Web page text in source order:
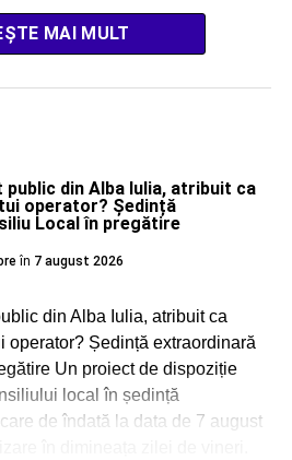
MAI MULT
din Alba Iulia, atribuit ca
operator? Ședință
Local în pregătire
în 7 august 2026
din Alba Iulia, atribuit ca
operator? Ședință extraordinară
Un proiect de dispoziție
local în ședință
de îndată la data de 7 august